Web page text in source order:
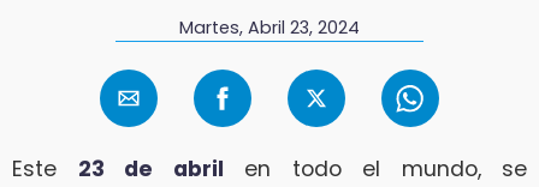
Martes, Abril 23, 2024
Este 23 de abril en todo el mundo, se